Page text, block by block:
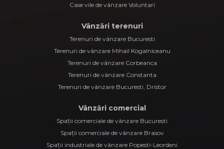
Case vile de vânzare Voluntari
Vânzări terenuri
Terenuri de vânzare Bucuresti
Terenuri de vânzare Mihail Kogalniceanu
Terenuri de vânzare Corbeanca
Terenuri de vânzare Constanta
Terenuri de vânzare Bucuresti, Dristor
Vânzări comercial
Spații comerciale de vânzare Bucuresti
Spații comerciale de vânzare Brasov
Spații industriale de vânzare Popesti-Leordeni